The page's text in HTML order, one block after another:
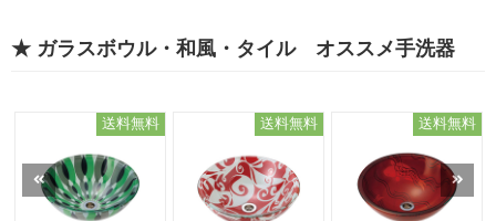
★ ガラスボウル・和風・タイル オススメ手洗器
送料無料 送料無料 送料無料